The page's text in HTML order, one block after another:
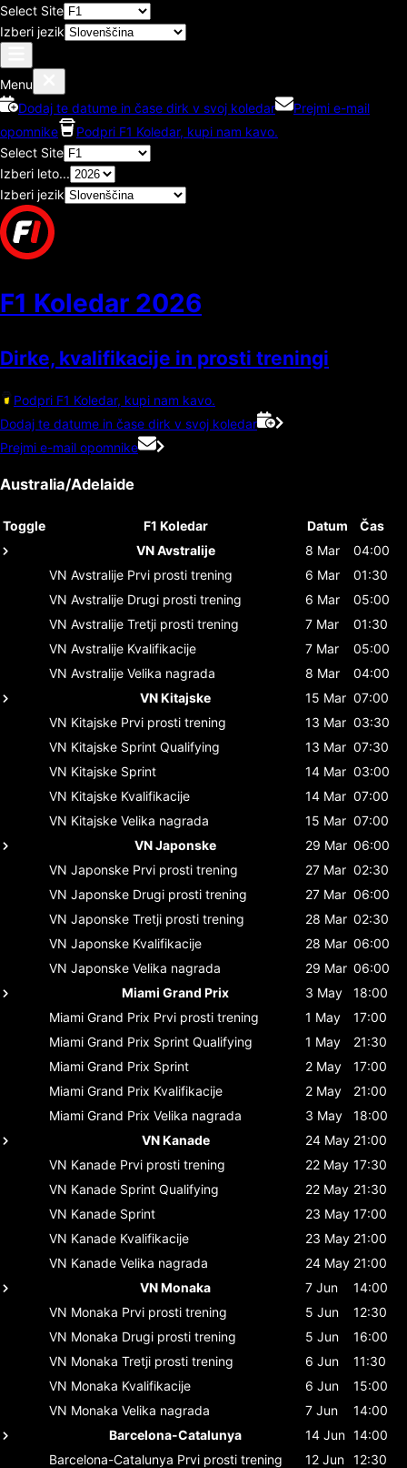
Select Site
Izberi jezik
Menu
Dodaj te datume in čase dirk v svoj koledar
Prejmi e-mail
opomnike
Podpri F1 Koledar, kupi nam kavo.
Select Site
Izberi leto...
Izberi jezik
F1 Koledar 2026
Dirke, kvalifikacije in prosti treningi
Podpri F1 Koledar, kupi nam kavo.
Dodaj te datume in čase dirk v svoj koledar
Prejmi e-mail opomnike
Australia/Adelaide
Toggle F1 Koledar Datum
Čas
VN Avstralije
8 Mar
04:00
VN Avstralije Prvi prosti trening 6 Mar
01:30
VN Avstralije Drugi prosti trening 6 Mar
05:00
VN Avstralije Tretji prosti trening 7 Mar
01:30
VN Avstralije Kvalifikacije 7 Mar
05:00
VN Avstralije Velika nagrada 8 Mar
04:00
VN Kitajske
15 Mar 07:00
VN Kitajske Prvi prosti trening 13 Mar 03:30
VN Kitajske Sprint Qualifying 13 Mar 07:30
VN Kitajske Sprint 14 Mar 03:00
VN Kitajske Kvalifikacije 14 Mar 07:00
VN Kitajske Velika nagrada 15 Mar 07:00
VN Japonske
29 Mar 06:00
VN Japonske Prvi prosti trening 27 Mar 02:30
VN Japonske Drugi prosti trening 27 Mar 06:00
VN Japonske Tretji prosti trening 28 Mar 02:30
VN Japonske Kvalifikacije 28 Mar 06:00
VN Japonske Velika nagrada 29 Mar 06:00
Miami Grand Prix
3 May
18:00
Miami Grand Prix Prvi prosti trening 1 May
17:00
Miami Grand Prix Sprint Qualifying 1 May
21:30
Miami Grand Prix Sprint 2 May
17:00
Miami Grand Prix Kvalifikacije 2 May
21:00
Miami Grand Prix Velika nagrada 3 May
18:00
VN Kanade
24 May 21:00
VN Kanade Prvi prosti trening 22 May 17:30
VN Kanade Sprint Qualifying 22 May 21:30
VN Kanade Sprint 23 May 17:00
VN Kanade Kvalifikacije 23 May 21:00
VN Kanade Velika nagrada 24 May 21:00
VN Monaka
7 Jun
14:00
VN Monaka Prvi prosti trening 5 Jun
12:30
VN Monaka Drugi prosti trening 5 Jun
16:00
VN Monaka Tretji prosti trening 6 Jun
11:30
VN Monaka Kvalifikacije 6 Jun
15:00
VN Monaka Velika nagrada 7 Jun
14:00
Barcelona-Catalunya
14 Jun 14:00
Barcelona-Catalunya Prvi prosti trening 12 Jun 12:30